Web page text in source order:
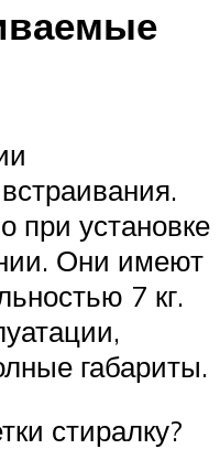
при установке
Они имеют
7 кг.
габариты.
стиралку?